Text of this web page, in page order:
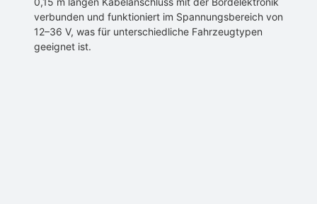
verbunden und funktioniert im Spannungsbereich von
12–36 V, was für unterschiedliche Fahrzeugtypen
geeignet ist.